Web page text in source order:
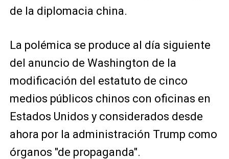
de la diplomacia china.
La polémica se produce al día siguiente
del anuncio de Washington de la
modificación del estatuto de cinco
medios públicos chinos con oficinas en
Estados Unidos y considerados desde
ahora por la administración Trump como
órganos "de propaganda".